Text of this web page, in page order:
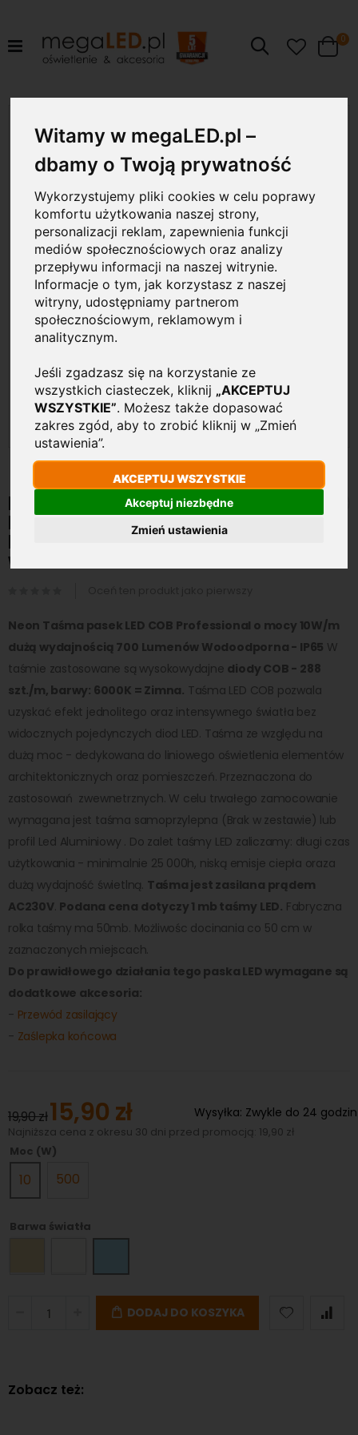
Witamy w megaLED.pl –
dbamy o Twoją prywatność
Wykorzystujemy pliki cookies w celu poprawy
komfortu użytkowania naszej strony,
personalizacji reklam, zapewnienia funkcji
mediów społecznościowych oraz analizy
przepływu informacji na naszej witrynie.
Informacje o tym, jak korzystasz z naszej
witryny, udostępniamy partnerom
społecznościowym, reklamowym i
analitycznym.
Jeśli zgadzasz się na korzystanie ze
wszystkich ciasteczek, kliknij „AKCEPTUJ
WSZYSTKIE”. Możesz także dopasować
zakres zgód, aby to zrobić kliknij w „Zmień
ustawienia”.
AKCEPTUJ WSZYSTKIE
Akceptuj niezbędne
Zmień ustawienia
Szukaj Cart
0
koniec
Przejdź
na
początek
Neon Taśma LED COB
Professional 10W/m 6000K
Biała Zimna 230V IP65
wodoszczelna 1mb
Neon Taśma pasek LED COB Professional o mocy 10W/m
dużą wydajnością 700 Lumenów Wodoodporna - IP65 W
taśmie zastosowane są wysokowydajne diody COB - 288
szt./m, barwy: 6000K = Zimna. Taśma LED COB pozwala
uzyskać efekt jednolitego oraz intensywnego światła bez
widocznych pojedynczych diod LED. Taśma ze względu na
dużą moc - dedykowana do liniowego oświetlenia elementów
architektonicznych oraz pomieszczeń. Przeznaczona do
zastosowań zwewnetrznych. W celu trwałego zamocowanie
wymagana jest taśma samoprzylepna (Brak w zestawie) lub
profil Led Aluminiowy . Do zalet taśmy LED zaliczamy: długi czas
użytkowania - minimalnie 25 000h, niską emisje ciepła oraza
dużą wydajność świetlną. Taśma jest zasilana prądem
AC230V. Podana cena dotyczy 1 mb taśmy LED. Fabryczna
rolka taśmy ma 50mb. Możliwośc docinania co 50 cm w
zaznaczonych miejscach.
Do prawidłowego działania tego paska LED wymagane są
dodatkowe akcesoria:
- Przewód zasilający
- Zaślepka końcowa
19,90 złSpecial
Price
15,90 zł Wysyłka: Zwykle do 24 godzin
Najniższa cena z okresu 30 dni przed promocją: 19,90 zł
Moc (W)
10 500
Barwa światła
DODAJ DO KOSZYKA
Zobacz też: